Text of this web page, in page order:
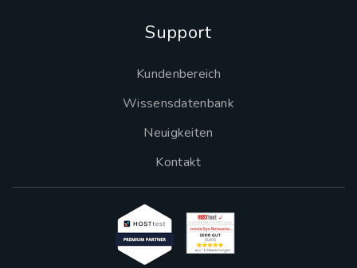
Support
Kundenbereich
Wissensdatenbank
Neuigkeiten
Kontakt